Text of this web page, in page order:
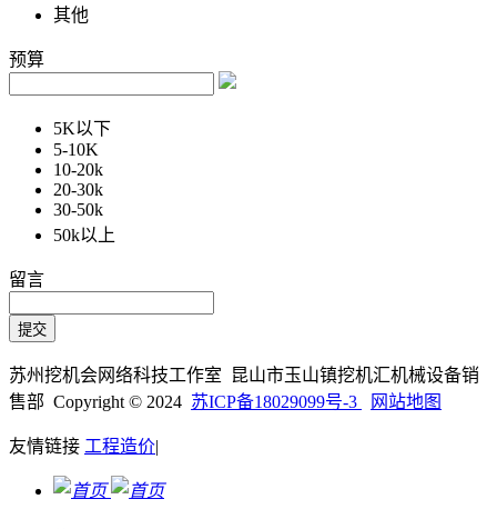
其他
预算
5K以下
5-10K
10-20k
20-30k
30-50k
50k以上
留言
苏州挖机会网络科技工作室 昆山市玉山镇挖机汇机械设备销
售部 Copyright © 2024 苏ICP备18029099号-3 网站地图
友情链接 工程造价|